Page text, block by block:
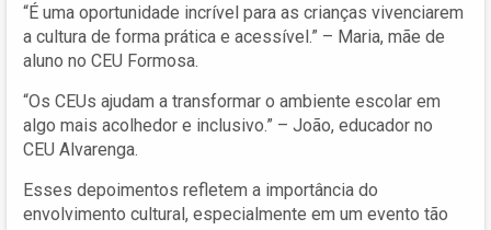
“É uma oportunidade incrível para as crianças vivenciarem
a cultura de forma prática e acessível.” – Maria, mãe de
aluno no CEU Formosa.
“Os CEUs ajudam a transformar o ambiente escolar em
algo mais acolhedor e inclusivo.” – João, educador no
CEU Alvarenga.
Esses depoimentos refletem a importância do
envolvimento cultural, especialmente em um evento tão